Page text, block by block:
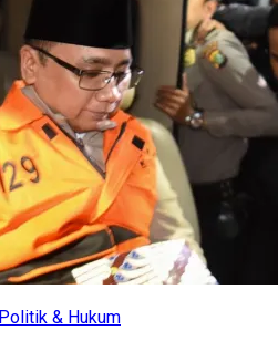
Politik & Hukum